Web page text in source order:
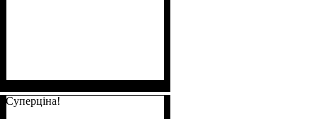
Суперціна!